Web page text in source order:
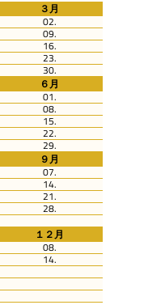
３月
02.
09.
16.
23.
30.
６月
01.
08.
15.
22.
29.
９月
07.
14.
21.
28.
１２月
08.
14.